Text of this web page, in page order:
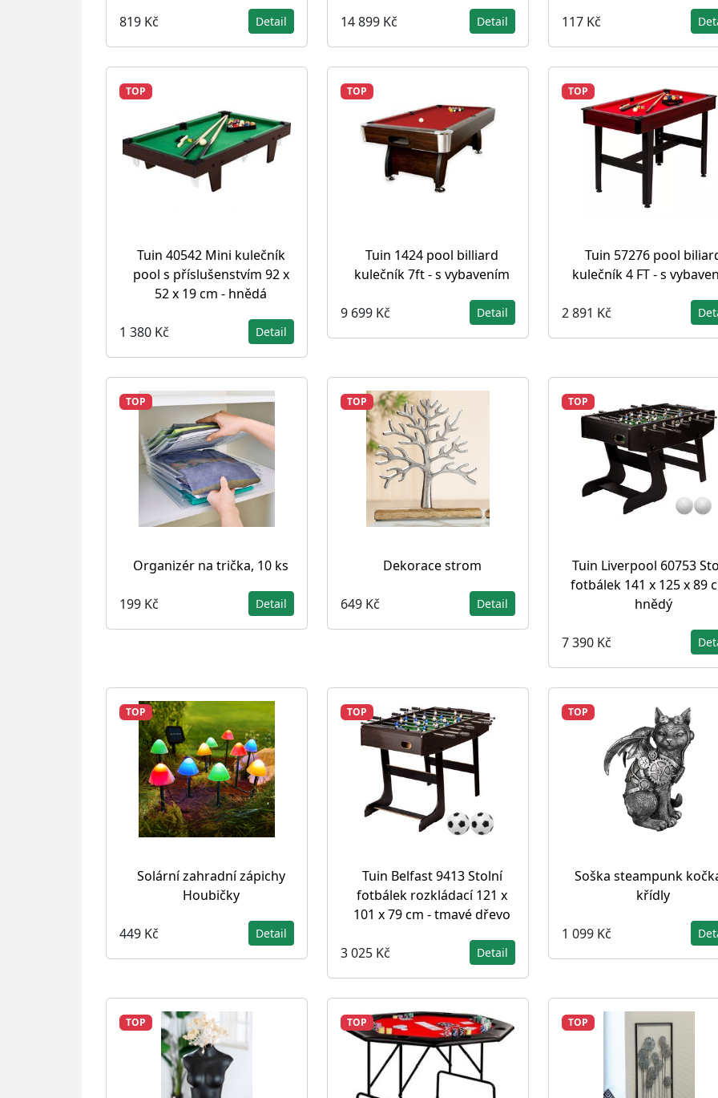
819 Kč Detail 14 899 Kč Detail 117 Kč
TOP
Tuin 40542 Mini kulečník
pool s příslušenstvím 92 x
52 x 19 cm - hnědá
1 380 Kč Detail
TOP
Tuin 1424 pool billiard
kulečník 7ft - s vybavením
9 699 Kč Detail
TOP
Tuin 57276 pool
kulečník 4 FT - s
2 891 Kč
TOP
Organizér na trička, 10 ks
199 Kč Detail
TOP
Dekorace strom
649 Kč Detail
TOP
Tuin Liverpool 60753
fotbálek 141 x 125 x 89
hnědý
7 390 Kč
TOP
Solární zahradní zápichy
Houbičky
449 Kč Detail
TOP
Tuin Belfast 9413 Stolní
fotbálek rozkládací 121 x
101 x 79 cm - tmavé dřevo
3 025 Kč Detail
TOP
Soška steampunk
křídly
1 099 Kč
TOP TOP TOP